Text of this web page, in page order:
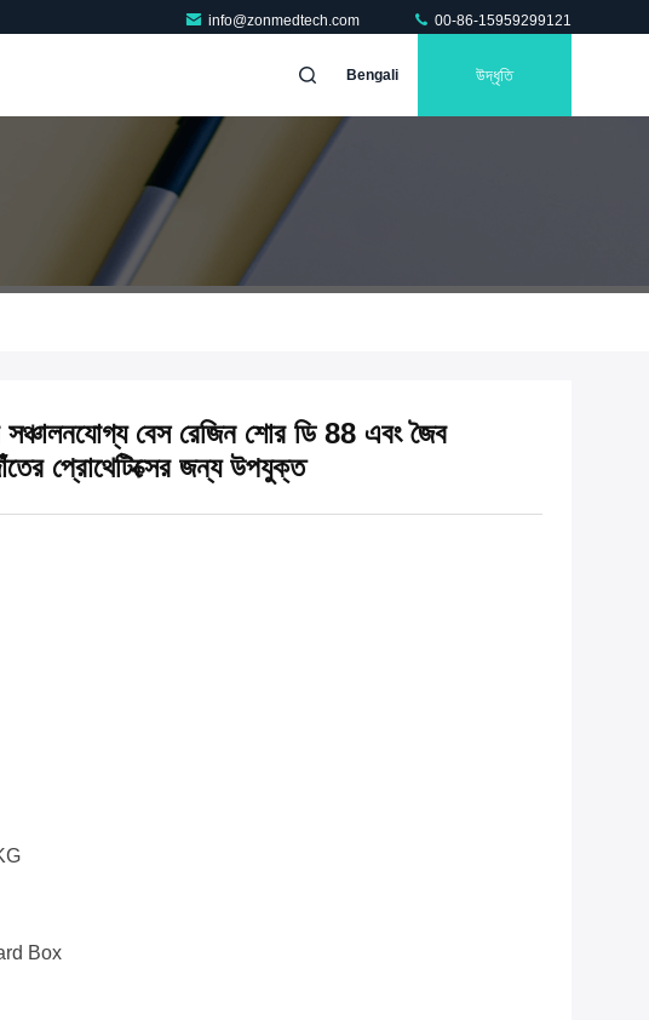
info@zonmedtech.com 00-86-15959299121
Bengali উদ্ধৃতি
বেস রেজিন শোর ডি 88 এবং জৈব
প্রোথেটিক্সের জন্য উপযুক্ত
Box